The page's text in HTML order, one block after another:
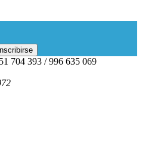
Inscribirse
704 393 / 996 635 069